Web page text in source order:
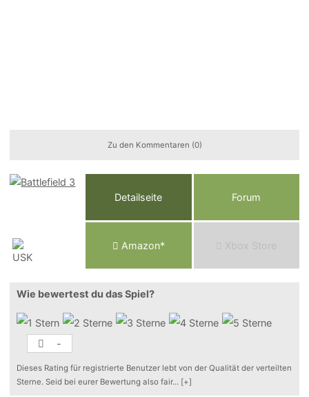
Zu den Kommentaren (0)
Detailseite Forum
Amazon* Xbox Store
Wie bewertest du das Spiel?
-
Dieses Rating für registrierte Benutzer lebt von der Qualität der verteilten
Sterne. Seid bei eurer Bewertung also fair... [+]